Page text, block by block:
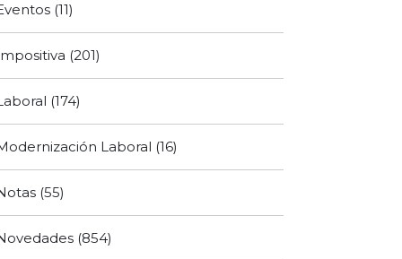
(11)
(201)
(174)
Laboral (16)
(55)
(854)